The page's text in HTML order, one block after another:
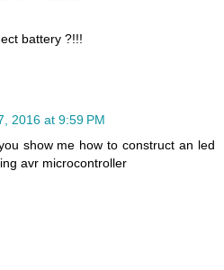
battery ?!!!
2016 at 9:59 PM
show me how to construct an led
avr microcontroller